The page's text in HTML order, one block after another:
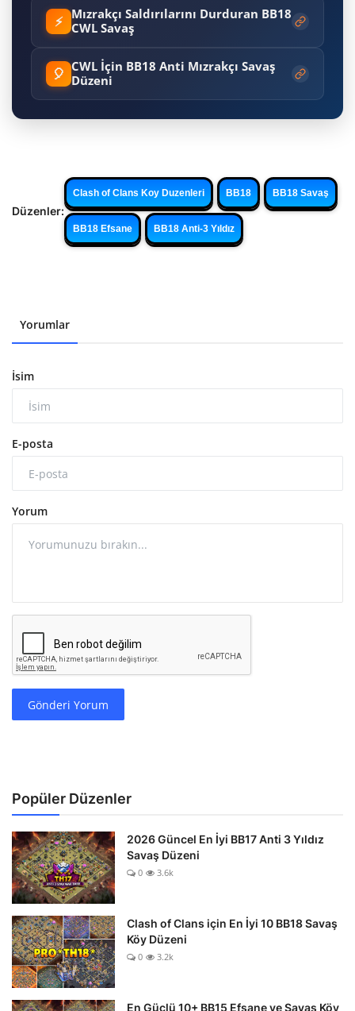
⚡ Mızrakçı Saldırılarını Durduran BB18
CWL Savaş
🎈 CWL İçin BB18 Anti Mızrakçı Savaş
Düzeni
Düzenler:
Clash of Clans Koy Duzenleri BB18 BB18 Savaş
BB18 Efsane BB18 Anti-3 Yıldız
Yorumlar
İsim
E-posta
Yorum
Gönderi Yorum
Popüler Düzenler
2026 Güncel En İyi BB17 Anti 3 Yıldız
Savaş Düzeni
0 3.6k
Clash of Clans için En İyi 10 BB18 Savaş
Köy Düzeni
0 3.2k
En Güçlü 10+ BB15 Efsane ve Savaş Köy